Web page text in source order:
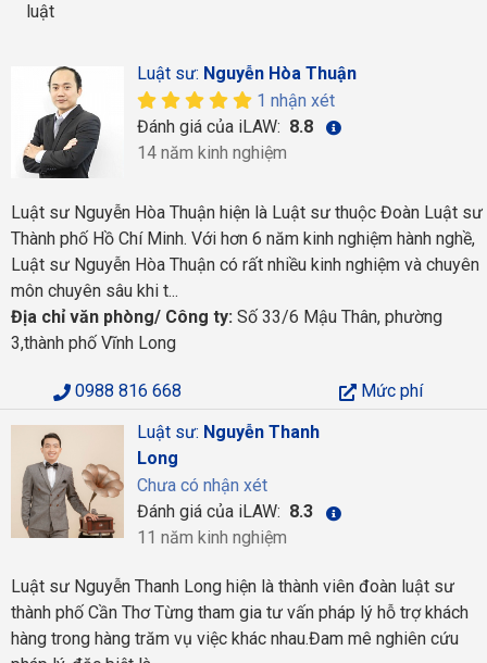
luật
Luật sư: Nguyễn Hòa Thuận
1 nhận xét
Đánh giá của iLAW: 8.8
14 năm kinh nghiệm
Luật sư Nguyễn Hòa Thuận hiện là Luật sư thuộc Đoàn Luật sư
Thành phố Hồ Chí Minh. Với hơn 6 năm kinh nghiệm hành nghề,
Luật sư Nguyễn Hòa Thuận có rất nhiều kinh nghiệm và chuyên
môn chuyên sâu khi t...
Địa chỉ văn phòng/ Công ty: Số 33/6 Mậu Thân, phường
3,thành phố Vĩnh Long
0988 816 668
Mức phí
Luật sư: Nguyễn Thanh
Long
Chưa có nhận xét
Đánh giá của iLAW: 8.3
11 năm kinh nghiệm
Luật sư Nguyễn Thanh Long hiện là thành viên đoàn luật sư
thành phố Cần Thơ Từng tham gia tư vấn pháp lý hỗ trợ khách
hàng trong hàng trăm vụ việc khác nhau.Đam mê nghiên cứu